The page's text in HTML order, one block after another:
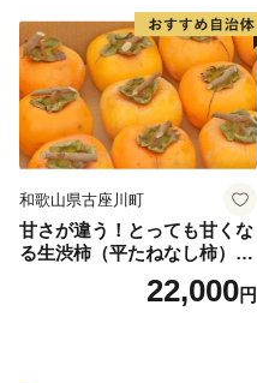
和歌山県古座川町
甘さが違う！とっても甘くな
る生渋柿（平たねなし柿）吊
ップ付約4.5～5kg 約24～30
22,000円